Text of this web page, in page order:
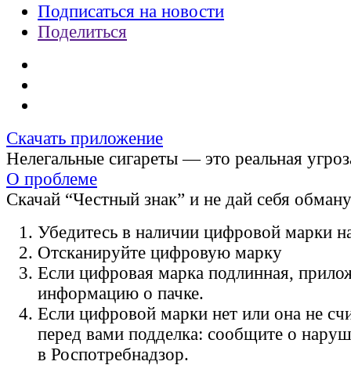
Подписаться на новости
Поделиться
Скачать приложение
Нелегальные сигареты — это реальная
О проблеме
Скачай “Честный знак” и не дай себя
Убедитесь в наличии цифровой марки
Отсканируйте цифровую марку
Если цифровая марка подлинная,
информацию о пачке.
Если цифровой марки нет или она не
перед вами подделка: сообщите о
в Роспотребнадзор.